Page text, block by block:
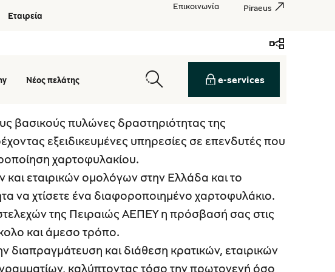
Εταιρεία
Επικοινωνία Piraeus
άλλους
Νέος πελάτης e-services
βασικούς πυλώνες δραστηριότητας της
εξειδικευμένες υπηρεσίες σε επενδυτές που
χαρτοφυλακίου.
εταιρικών ομολόγων στην Ελλάδα και το
να χτίσετε ένα διαφοροποιημένο χαρτοφυλάκιο.
της Πειραιώς ΑΕΠΕΥ η πρόσβασή σας στις
και άμεσο τρόπο.
διαπραγμάτευση και διάθεση κρατικών, εταιρικών
καλύπτοντας τόσο την πρωτογενή όσο